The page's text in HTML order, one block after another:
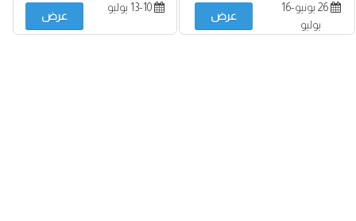
26 يونيو-16
يوليو
عرض
13-10 يوليو
عرض